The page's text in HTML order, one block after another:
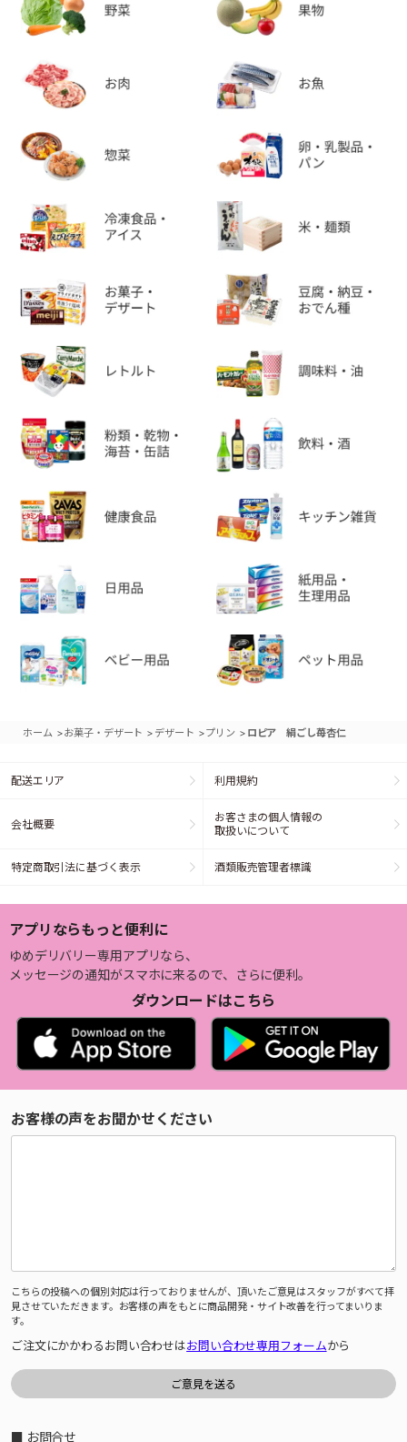
ホーム >お菓子・デザート > デザート >プリン > ロピア 絹ごし苺杏仁
配送エリア 利用規約
会社概要
お客さまの個人情報の
取扱いについて
特定商取引法に基づく表示 酒類販売管理者標識
アプリならもっと便利に
ゆめデリバリー専用アプリなら、
メッセージの通知がスマホに来るので、さらに便利。
ダウンロードはこちら
お客様の声をお聞かせください
こちらの投稿への個別対応は行っておりませんが、頂いたご意見はスタッフがすべて拝
見させていただきます。お客様の声をもとに商品開発・サイト改善を行ってまいりま
す。
ご注文にかかわるお問い合わせはお問い合わせ専用フォームから
■ お問合せ